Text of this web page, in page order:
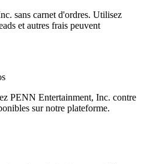
sans carnet d'ordres. Utilisez
et autres frais peuvent
PENN Entertainment, Inc. contre
sur notre plateforme.